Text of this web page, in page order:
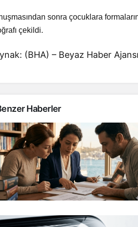
sonra çocuklara
çekildi.
(BHA) – Beyaz Haber Ajansı
Haberler